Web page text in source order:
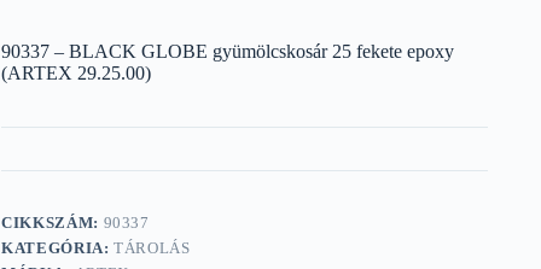
90337 – BLACK GLOBE gyümölcskosár 25 fekete epoxy
(ARTEX 29.25.00)
CIKKSZÁM: 90337
KATEGÓRIA:TÁROLÁS